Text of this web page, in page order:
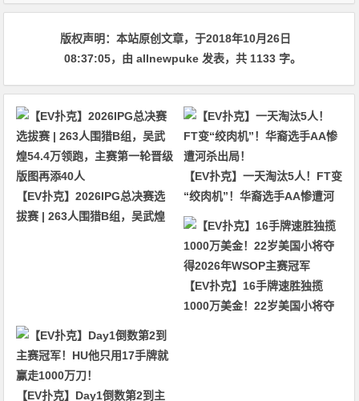
版权声明：本站原创文章，于2018年10月26日
08:37:05，由allnewpuke 发表，共 1133 字。
【EV扑克】2026IPG总决赛选
拔赛 | 263人围猎B组，吴武煌
【EV扑克】一天淘汰5人！FT变
“绞肉机”！华裔选手AA惨遭河
杀出局！
【EV扑克】16手牌速胜独揽
1000万美金！22岁美国小将夺
【EV扑克】Day1倒数第2到主